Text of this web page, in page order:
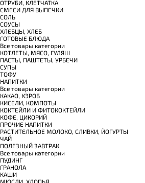
ОТРУБИ, КЛЕТЧАТКА
СМЕСИ ДЛЯ ВЫПЕЧКИ
СОЛЬ
СОУСЫ
ХЛЕБЦЫ, ХЛЕБ
ГОТОВЫЕ БЛЮДА
Все товары категории
КОТЛЕТЫ, МЯСО, ГУЛЯШ
ПАСТЫ, ПАШТЕТЫ, УРБЕЧИ
СУПЫ
ТОФУ
НАПИТКИ
Все товары категории
КАКАО, КЭРОБ
КИСЕЛИ, КОМПОТЫ
КОКТЕЙЛИ И ФИТОКОКТЕЙЛИ
КОФЕ, ЦИКОРИЙ
ПРОЧИЕ НАПИТКИ
РАСТИТЕЛЬНОЕ МОЛОКО, СЛИВКИ, ЙОГУРТЫ
ЧАЙ
ПОЛЕЗНЫЙ ЗАВТРАК
Все товары категории
ПУДИНГ
ГРАНОЛА
КАШИ
МЮСЛИ, ХЛОПЬЯ